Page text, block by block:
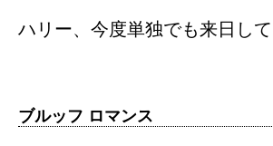
ハリー、今度単独でも来日して
ブルッフ ロマンス